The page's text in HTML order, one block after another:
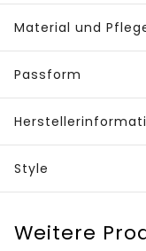
Material und
Passform
Style
Weitere